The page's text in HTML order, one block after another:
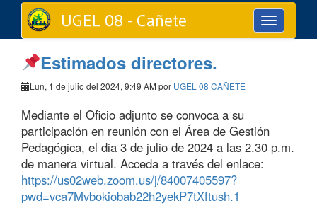
Toggle
navigation
UGEL 08 - Cañete
Estimados directores.
Lun, 1 de julio del 2024, 9:49 AM por UGEL 08 CAÑETE
Mediante el Oficio adjunto se convoca a su
participación en reunión con el Área de Gestión
Pedagógica, el dia 3 de julio de 2024 a las 2.30 p.m.
de manera virtual. Acceda a través del enlace:
https://us02web.zoom.us/j/84007405597?
pwd=vca7Mvbokiobab22h2yekP7tXftush.1